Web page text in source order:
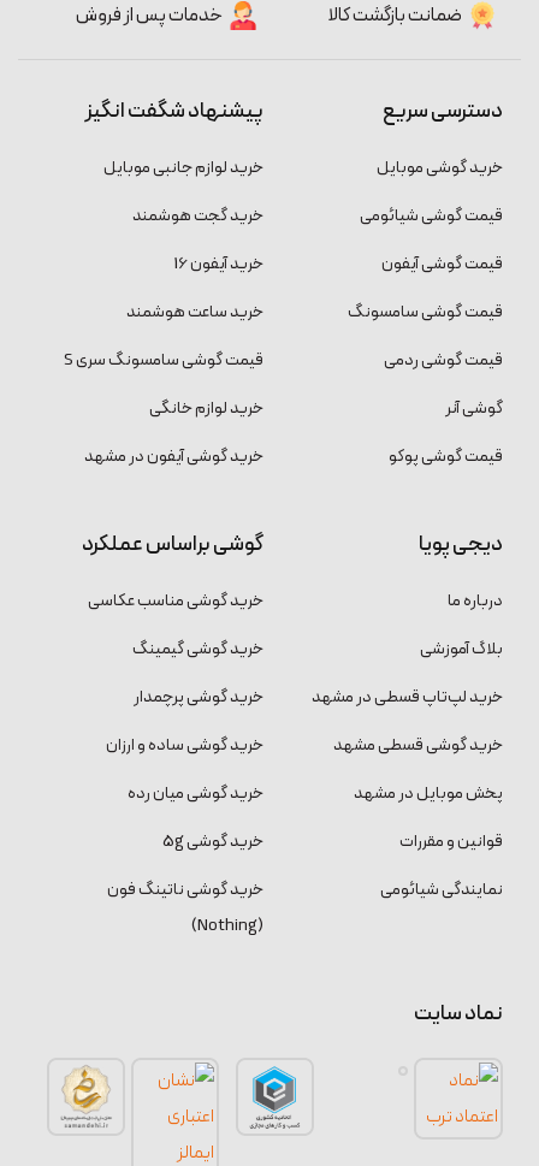
ضمانت بازگشت کالا خدمات پس از فروش
دسترسی سریع
خرید گوشی موبایل
قیمت گوشی شیائومی
قیمت گوشی آیفون
قیمت گوشی سامسونگ
قیمت گوشی ردمی
گوشی آنر
قیمت گوشی پوکو
پیشنهاد شگفت انگیز
خرید لوازم جانبی موبایل
خرید گجت هوشمند
خرید آیفون 16
خرید ساعت هوشمند
قیمت گوشی سامسونگ سری S
خرید لوازم خانگی
خرید گوشی آیفون در مشهد
دیجی پویا
درباره ما
بلاگ آموزشی
خرید لپ‌تاپ قسطی در مشهد
خرید گوشی قسطی مشهد
پخش موبایل در مشهد
قوانین و مقررات
نمایندگی شیائومی
گوشی براساس عملکرد
خرید گوشی مناسب عکاسی
خرید گوشی گیمینگ
خرید گوشی پرچمدار
خرید گوشی ساده و ارزان
خرید گوشی میان رده
خرید گوشی 5g
خرید گوشی ناتینگ فون
(Nothing)
نماد سایت